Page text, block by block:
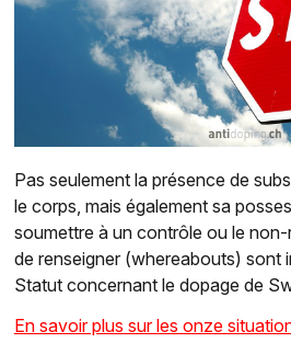
Pas seulement la présence de
le corps, mais également sa
soumettre à un contrôle ou le
de renseigner (whereabouts) sont
Statut concernant le dopage de
En savoir plus sur les onze